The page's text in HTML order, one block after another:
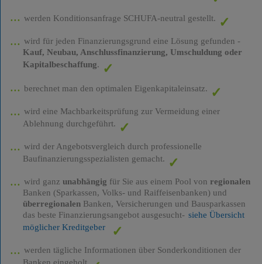
werden Konditionsanfrage SCHUFA-neutral gestellt.
wird für jeden Finanzierungsgrund eine Lösung gefunden -
Kauf, Neubau, Anschlussfinanzierung, Umschuldung oder
Kapitalbeschaffung.
berechnet man den optimalen Eigenkapitaleinsatz.
wird eine Machbarkeitsprüfung zur Vermeidung einer
Ablehnung durchgeführt.
wird der Angebotsvergleich durch professionelle
Baufinanzierungsspezialisten gemacht.
wird ganz unabhängig für Sie aus einem Pool von regionalen
Banken (Sparkassen, Volks- und Raiffeisenbanken) und
überregionalenBanken, Versicherungen und Bausparkassen
das beste Finanzierungsangebot ausgesucht- siehe Übersicht
möglicher Kreditgeber
werden tägliche Informationen über Sonderkonditionen der